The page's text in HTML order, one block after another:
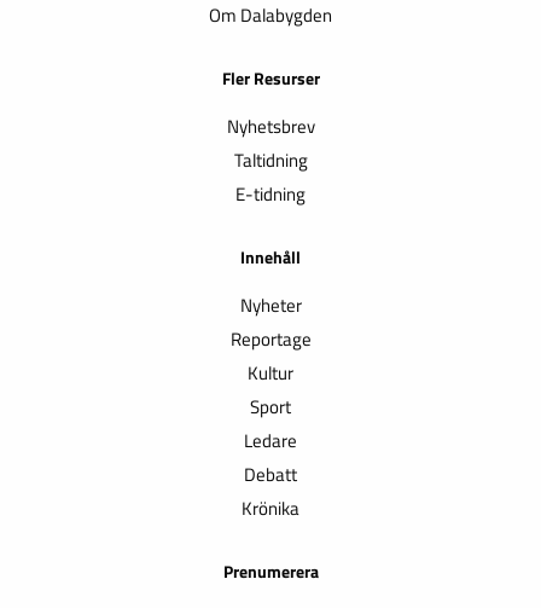
Om Dalabygden
Fler Resurser
Nyhetsbrev
Taltidning
E-tidning
Innehåll
Nyheter
Reportage
Kultur
Sport
Ledare
Debatt
Krönika
Prenumerera